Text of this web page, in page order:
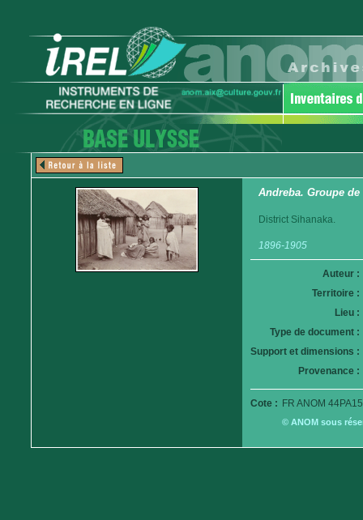
Andreba. Groupe de
District Sihanaka.
1896-1905
Auteur :
Territoire :
Lieu :
Type de document :
Support et dimensions :
Provenance :
Cote : FR ANOM
© ANOM sous